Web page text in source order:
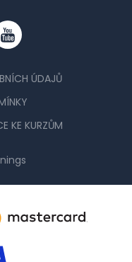
YouTube
ÚDAJŮ
KE KURZŮM